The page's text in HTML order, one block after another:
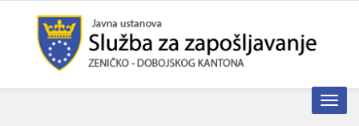
Toggle